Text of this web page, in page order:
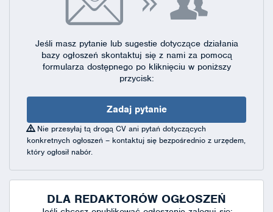
Jeśli masz pytanie lub sugestie dotyczące działania
bazy ogłoszeń skontaktuj się z nami za pomocą
formularza dostępnegopo kliknięciu w poniższy
przycisk:
Zadaj pytanie
Nie przesyłaj tą drogą CV ani pytań dotyczących
konkretnych ogłoszeń – kontaktuj się bezpośrednio z urzędem,
który ogłosił nabór.
DLA REDAKTORÓW OGŁOSZEŃ